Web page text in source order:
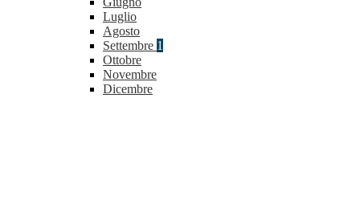
Luglio
Agosto
Settembre 1
Ottobre
Novembre
Dicembre